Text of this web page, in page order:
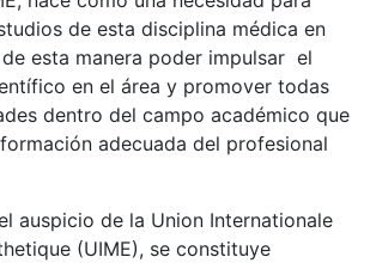
de esta disciplina médica en
esta manera poder impulsar el
en el área y promover todas
dentro del campo académico que
adecuada del profesional
auspicio de la Union Internationale
(UIME), se constituye